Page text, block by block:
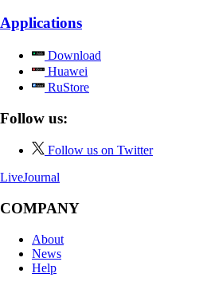
Applications
Download
Huawei
RuStore
Follow us:
Follow us on Twitter
LiveJournal
COMPANY
About
News
Help